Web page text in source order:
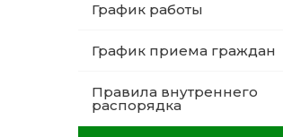
График работы
График приема граждан
Правила внутреннего
распорядка